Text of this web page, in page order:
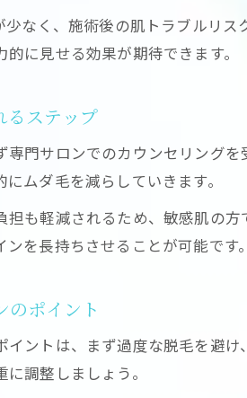
産毛にも対応
脱毛で産
LED脱毛
脱毛で産
眉毛脱毛の新
脱毛の常
脱毛技術
なく、施術後の肌トラブルリ
に見せる効果が期待できます。
るステップ
門サロンでのカウンセリング
ムダ毛を減らしていきます。
も軽減されるため、敏感肌の
を長持ちさせることが可能です。
のポイント
ントは、まず過度な脱毛を避
調整しましょう。